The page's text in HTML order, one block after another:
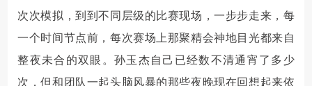
次次模拟，到到不同层级的比赛现场，一步步走来，每
一个时间节点前，每次赛场上那聚精会神地目光都来自
整夜未合的双眼。孙玉杰自己已经数不清通宵了多少
次，但和团队一起头脑风暴的那些夜晚现在回想起来依